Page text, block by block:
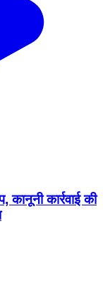
कार्रवाई की